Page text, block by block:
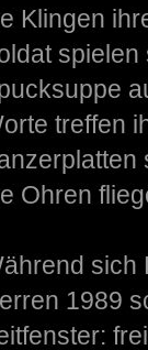
Klingen
treffen
Ohren
sich
1989